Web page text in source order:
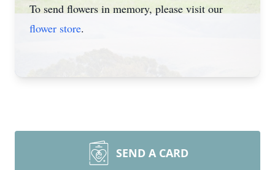
To send flowers in memory, please visit our
flower store.
SEND A CARD